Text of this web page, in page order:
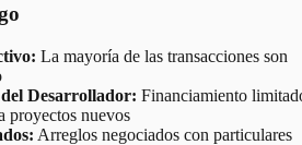
La mayoría de las transacciones son
Desarrollador: Financiamiento
proyectos nuevos
Arreglos negociados con particulares